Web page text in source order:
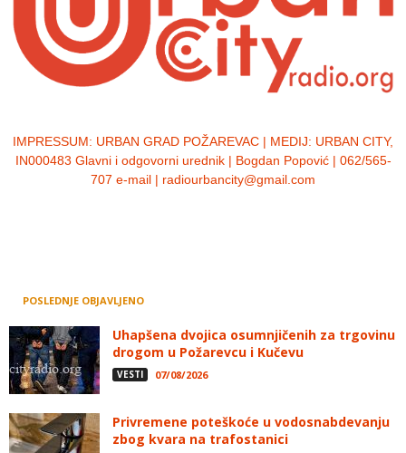
IMPRESSUM: URBAN GRAD POŽAREVAC | MEDIJ: URBAN CITY,
IN000483 Glavni i odgovorni urednik | Bogdan Popović | 062/565-
707 e-mail | radiourbancity@gmail.com
POSLEDNJE OBJAVLJENO
Uhapšena dvojica osumnjičenih za trgovinu
drogom u Požarevcu i Kučevu
VESTI 07/08/2026
Privremene poteškoće u vodosnabdevanju
zbog kvara na trafostanici